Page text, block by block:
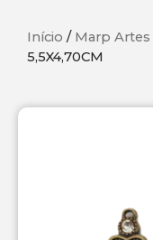
Início / Marp Artes
5,5X4,70CM